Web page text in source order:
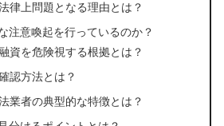
律上問題となる理由とは？
注意喚起を行っているのか？
資を危険視する根拠とは？
認方法とは？
業者の典型的な特徴とは？